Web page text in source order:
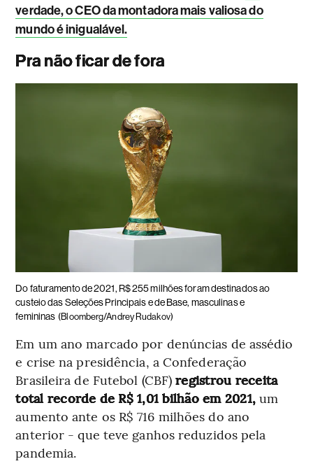
verdade, o CEO da montadora mais valiosa do
mundo é inigualável.
Pra não ficar de fora
Do faturamento de 2021, R$ 255 milhões foram destinados ao
custeio das Seleções Principais e de Base, masculinas e
femininas (Bloomberg/Andrey Rudakov)
Em um ano marcado por denúncias de assédio
e crise na presidência, a Confederação
Brasileira de Futebol (CBF)registrou receita
total recorde de R$ 1,01 bilhão em 2021, um
aumento ante os R$ 716 milhões do ano
anterior - que teve ganhos reduzidos pela
pandemia.